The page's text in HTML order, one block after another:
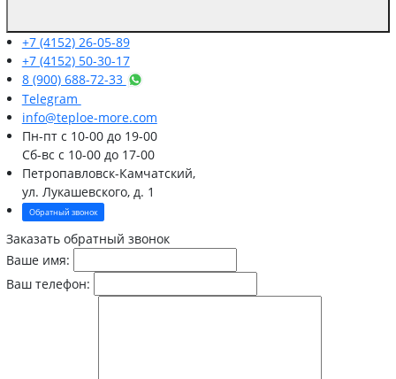
+7 (4152) 26-05-89
+7 (4152) 50-30-17
8 (900) 688-72-33
Telegram
info@teploe-more.com
Пн-птс 10-00 до 19-00
Сб-вс с 10-00 до 17-00
Петропавловск-Камчатский,
ул. Лукашевского, д. 1
Обратный звонок
Заказать обратный звонок
Ваше имя:
Ваш телефон: